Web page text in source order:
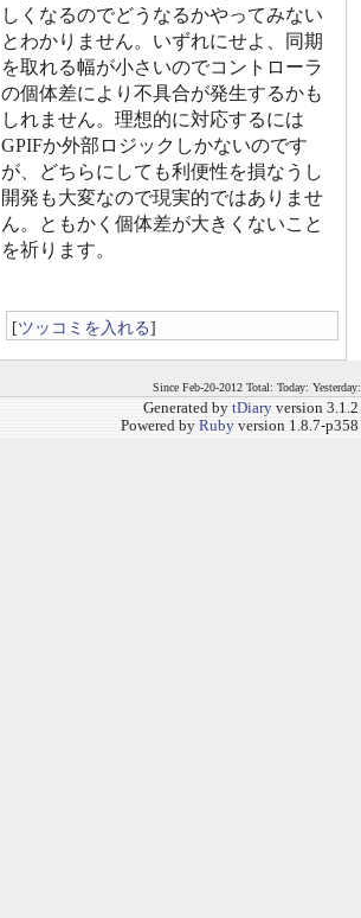
しくなるのでどうなるかやってみない
とわかりません。いずれにせよ、同期
を取れる幅が小さいのでコントローラ
の個体差により不具合が発生するかも
しれません。理想的に対応するには
GPIFか外部ロジックしかないのです
が、どちらにしても利便性を損なうし
開発も大変なので現実的ではありませ
ん。ともかく個体差が大きくないこと
を祈ります。
[ツッコミを入れる]
Since Feb-20-2012 Total: Today: Yesterday:
Generated by tDiary version 3.1.2
Powered by Ruby version 1.8.7-p358